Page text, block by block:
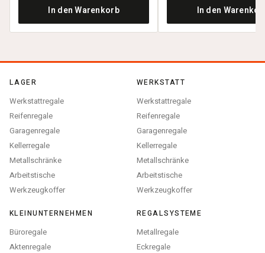
In den Warenkorb In den
LAGER
Werkstattregale
Reifenregale
Garagenregale
Kellerregale
Metallschränke
Arbeitstische
Werkzeugkoffer
WERKSTATT
Werkstattregale
Reifenregale
Garagenregale
Kellerregale
Metallschränke
Arbeitstische
Werkzeugkoffer
KLEINUNTERNEHMEN
Büroregale
Aktenregale
REGALSYSTEME
Metallregale
Eckregale